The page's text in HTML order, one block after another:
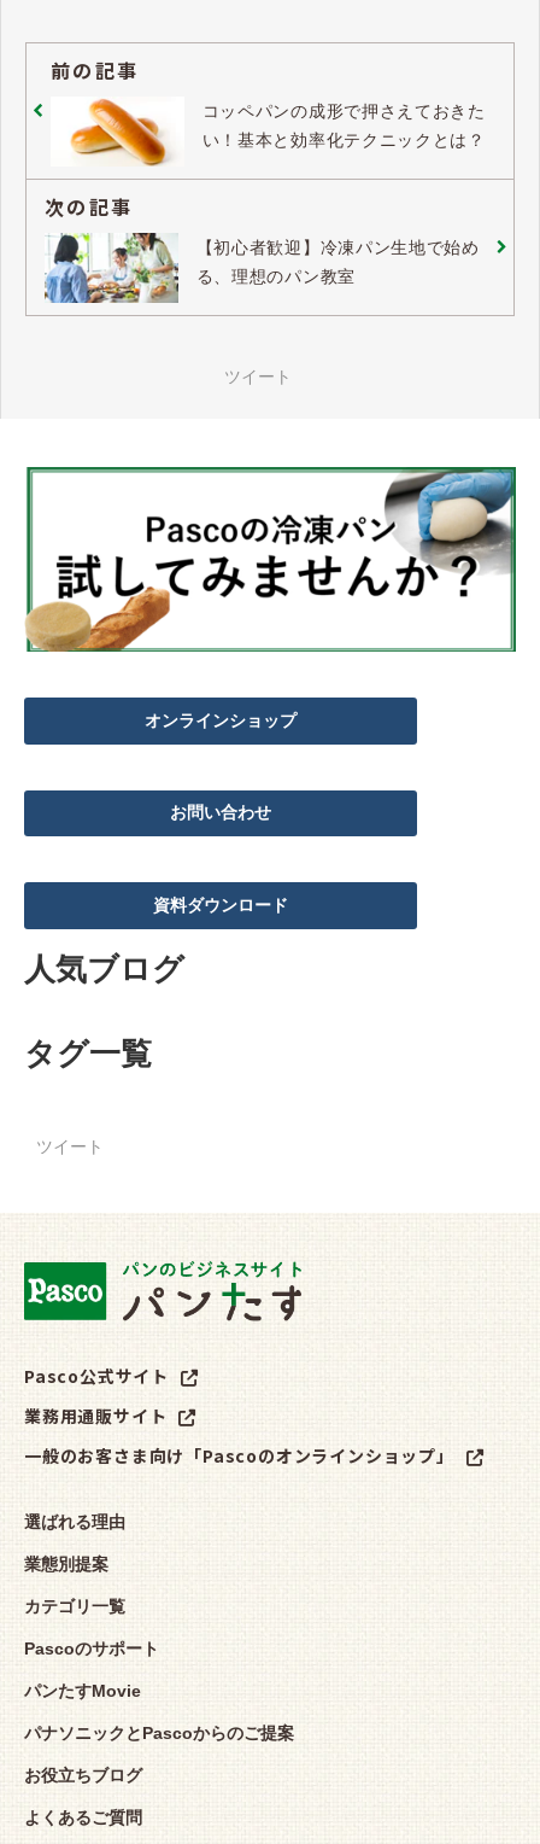
前の記事
コッペパンの成形で押さえておきた
い！基本と効率化テクニックとは？
次の記事
【初心者歓迎】冷凍パン生地で始め
る、理想のパン教室
ツイート
オンラインショップ
お問い合わせ
資料ダウンロード
人気ブログ
タグ一覧
ツイート
Pasco公式サイト
業務用通販サイト
一般のお客さま向け「Pascoのオンラインショップ」
選ばれる理由
業態別提案
カテゴリ一覧
Pascoのサポート
パンたすMovie
パナソニックとPascoからのご提案
お役立ちブログ
よくあるご質問